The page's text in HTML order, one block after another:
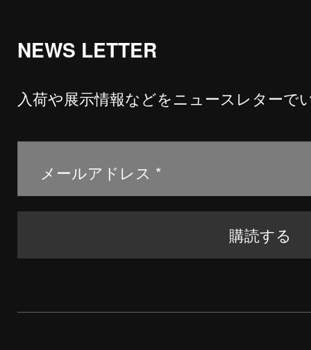
NEWS LETTER
入荷や展示情報などをニュースレターで